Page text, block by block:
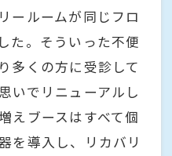
ールームが同じフロ
た。そういった不便
多くの方に受診して
いでリニューアルし
えブースはすべて個
を導入し、リカバリ